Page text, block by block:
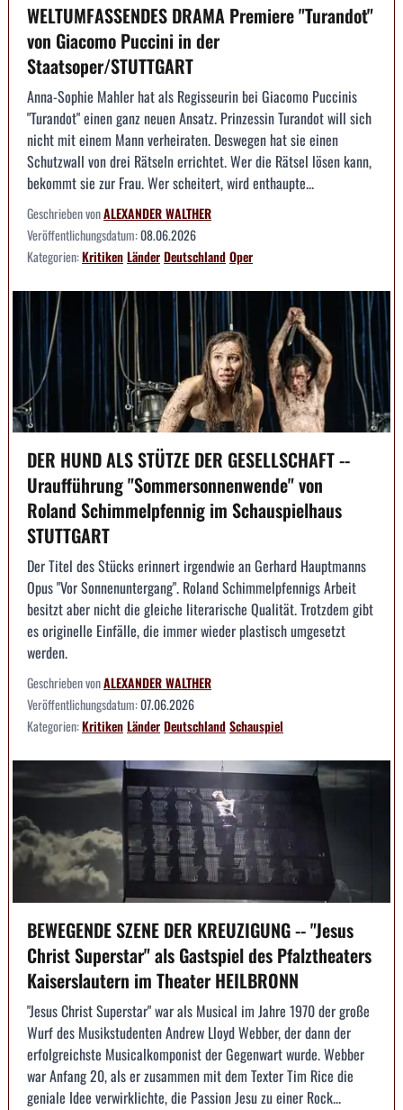
WELTUMFASSENDES DRAMA Premiere "Turandot"
von Giacomo Puccini in der
Staatsoper/STUTTGART
Anna-Sophie Mahler hat als Regisseurin bei Giacomo Puccinis
"Turandot" einen ganz neuen Ansatz. Prinzessin Turandot will sich
nicht mit einem Mann verheiraten. Deswegen hat sie einen
Schutzwall von drei Rätseln errichtet. Wer die Rätsel lösen kann,
bekommt sie zur Frau. Wer scheitert, wird enthaupte...
Geschrieben vonALEXANDER WALTHER
Veröffentlichungsdatum:08.06.2026
Kategorien:KritikenLänderDeutschlandOper
DER HUND ALS STÜTZE DER GESELLSCHAFT --
Uraufführung "Sommersonnenwende" von
Roland Schimmelpfennig im Schauspielhaus
STUTTGART
Der Titel des Stücks erinnert irgendwie an Gerhard Hauptmanns
Opus "Vor Sonnenuntergang". Roland Schimmelpfennigs Arbeit
besitzt aber nicht die gleiche literarische Qualität. Trotzdem gibt
es originelle Einfälle, die immer wieder plastisch umgesetzt
werden.
Geschrieben vonALEXANDER WALTHER
Veröffentlichungsdatum:07.06.2026
Kategorien:KritikenLänderDeutschlandSchauspiel
BEWEGENDE SZENE DER KREUZIGUNG -- "Jesus
Christ Superstar" als Gastspiel des Pfalztheaters
Kaiserslautern im Theater HEILBRONN
"Jesus Christ Superstar" war als Musical im Jahre 1970 der große
Wurf des Musikstudenten Andrew Lloyd Webber, der dann der
erfolgreichste Musicalkomponist der Gegenwart wurde. Webber
war Anfang 20, als er zusammen mit dem Texter Tim Rice die
geniale Idee verwirklichte, die Passion Jesu zu einer Rock...